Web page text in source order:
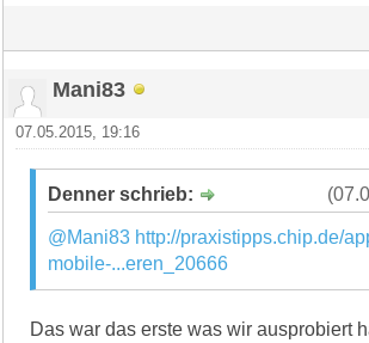
Mani83
07.05.2015, 19:16
Denner schrieb:
@Mani83 http://praxistipps.chip.de/
mobile-...eren_20666
Das war das erste was wir ausprobiert